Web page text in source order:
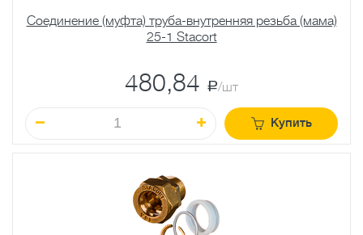
Соединение (муфта) труба-внутренняя резьба (мама)
25-1 Stacort
480,84 a/шт
Купить